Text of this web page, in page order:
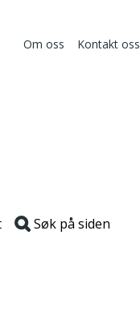
Om oss Kontakt oss
Søk på siden